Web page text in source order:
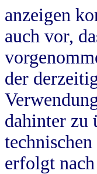
anzeigen
auch vor,
der
dahinter zu
erfolgt